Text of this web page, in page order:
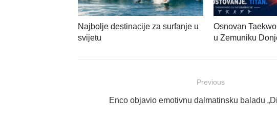
Najbolje destinacije za surfanje u
svijetu
Osnovan
u Zemuniku
objava
Previous
Previous
Enco objavio emotivnu dalmatinsku baladu